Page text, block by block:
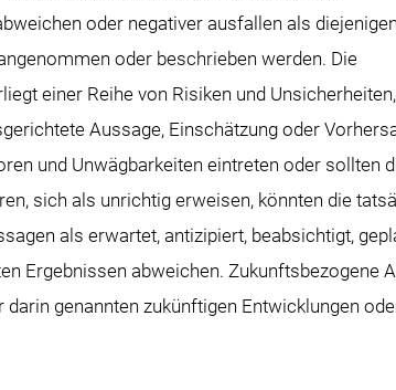
oder negativer ausfallen als
oder beschrieben werden. Die
einer Reihe von Risiken und
Aussage, Einschätzung oder
und Unwägbarkeiten eintreten oder sollten
sich als unrichtig erweisen, könnten die
als erwartet, antizipiert, beabsichtigt,
Ergebnissen abweichen. Zukunftsbezogene
genannten zukünftigen Entwicklungen